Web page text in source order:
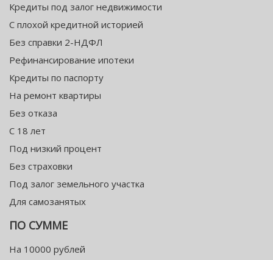
Кредиты под залог недвижимости
С плохой кредитной историей
Без справки 2-НДФЛ
Рефинансирование ипотеки
Кредиты по паспорту
На ремонт квартиры
Без отказа
С 18 лет
Под низкий процент
Без страховки
Под залог земельного участка
Для самозанятых
ПО СУММЕ
На 10000 рублей